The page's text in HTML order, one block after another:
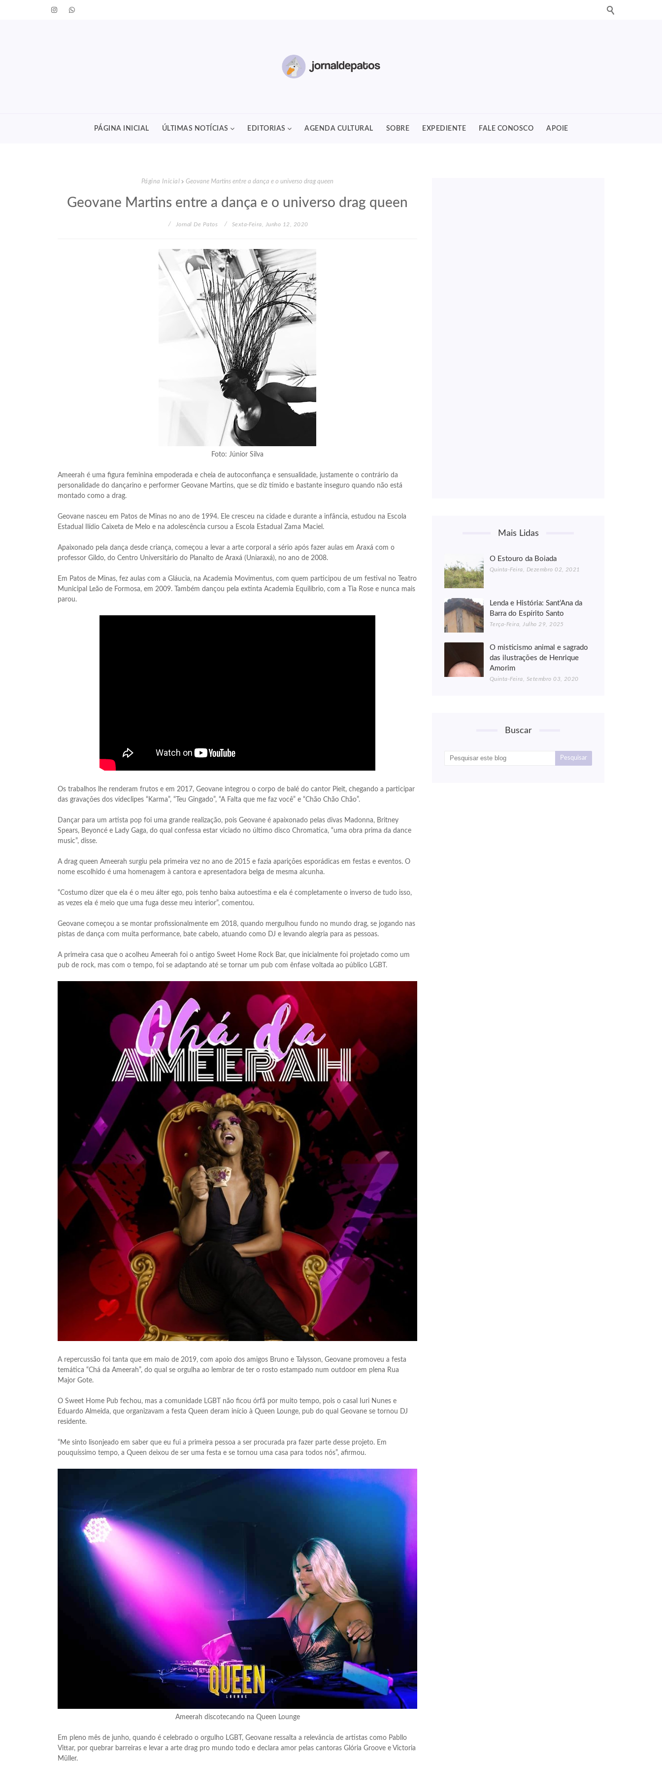
PÁGINA INICIAL ÚLTIMAS NOTÍCIAS EDITORIAS AGENDA CULTURAL SOBRE EXPEDIENTE FALE CONOSCO APOIE
Página Inicial Geovane Martins entre a dança e o universo drag queen
Geovane Martins entre a dança e o universo drag queen
Jornal De Patos Sexta-Feira, Junho 12, 2020
Foto: Júnior Silva
Ameerah é uma figura feminina empoderada e cheia de autoconfiança e sensualidade, justamente o contrário da
personalidade do dançarino e performer Geovane Martins, que se diz tímido e bastante inseguro quando não está
montado como a drag.
Geovane nasceu em Patos de Minas no ano de 1994. Ele cresceu na cidade e durante a infância, estudou na Escola
Estadual Ilídio Caixeta de Melo e na adolescência cursou a Escola Estadual Zama Maciel.
Apaixonado pela dança desde criança, começou a levar a arte corporal a sério após fazer aulas em Araxá com o
professor Gildo, do Centro Universitário do Planalto de Araxá (Uniaraxá), no ano de 2008.
Em Patos de Minas, fez aulas com a Gláucia, na Academia Movimentus, com quem participou de um festival no Teatro
Municipal Leão de Formosa, em 2009. Também dançou pela extinta Academia Equilíbrio, com a Tia Rose e nunca mais
parou.
Os trabalhos lhe renderam frutos e em 2017, Geovane integrou o corpo de balé do cantor Pieit, chegando a participar
das gravações dos vídeclipes “Karma”, “Teu Gingado”, “A Falta que me faz você” e “Chão Chão Chão”.
Dançar para um artista pop foi uma grande realização, pois Geovane é apaixonado pelas divas Madonna, Britney
Spears, Beyoncé e Lady Gaga, do qual confessa estar viciado no último disco Chromatica, “uma obra prima da dance
music”, disse.
A drag queen Ameerah surgiu pela primeira vez no ano de 2015 e fazia aparições esporádicas em festas e eventos. O
nome escolhido é uma homenagem à cantora e apresentadora belga de mesma alcunha.
“Costumo dizer que ela é o meu álter ego, pois tenho baixa autoestima e ela é completamente o inverso de tudo isso,
as vezes ela é meio que uma fuga desse meu interior”, comentou.
Geovane começou a se montar profissionalmente em 2018, quando mergulhou fundo no mundo drag, se jogando nas
pistas de dança com muita performance, bate cabelo, atuando como DJ e levando alegria para as pessoas.
A primeira casa que o acolheu Ameerah foi o antigo Sweet Home Rock Bar, que inicialmente foi projetado como um
pub de rock, mas com o tempo, foi se adaptando até se tornar um pub com ênfase voltada ao público LGBT.
A repercussão foi tanta que em maio de 2019, com apoio dos amigos Bruno e Talysson, Geovane promoveu a festa
temática “Chá da Ameerah”, do qual se orgulha ao lembrar de ter o rosto estampado num outdoor em plena Rua
Major Gote.
O Sweet Home Pub fechou, mas a comunidade LGBT não ficou órfã por muito tempo, pois o casal Iuri Nunes e
Eduardo Almeida, que organizavam a festa Queen deram início à Queen Lounge, pub do qual Geovane se tornou DJ
residente.
“Me sinto lisonjeado em saber que eu fui a primeira pessoa a ser procurada pra fazer parte desse projeto. Em
pouquíssimo tempo, a Queen deixou de ser uma festa e se tornou uma casa para todos nós”, afirmou.
Ameerah discotecando na Queen Lounge
Em pleno mês de junho, quando é celebrado o orgulho LGBT, Geovane ressalta a relevância de artistas como Pabllo
Vittar, por quebrar barreiras e levar a arte drag pro mundo todo e declara amor pelas cantoras Glória Groove e Victoria
Müller.
Mais Lidas
O Estouro da Boiada
Quinta-Feira, Dezembro 02, 2021
Lenda e História: Sant’Ana da
Barra do Espírito Santo
Terça-Feira, Julho 29, 2025
O misticismo animal e sagrado
das ilustrações de Henrique
Amorim
Quinta-Feira, Setembro 03, 2020
Buscar